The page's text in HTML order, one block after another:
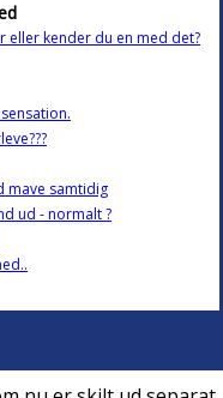
eller kender du en med det?
mave samtidig
ud - normalt ?